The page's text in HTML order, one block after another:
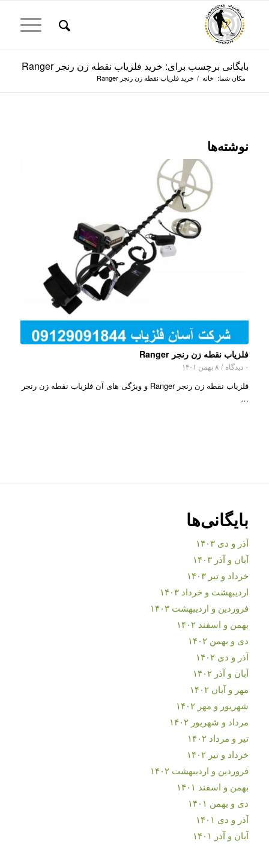
بایگانی برچسب برای: خرید فلزیاب نقطه زن رنجر Ranger
مکان شما: خانه / خرید فلزیاب نقطه زن رنجر Ranger
نوشته‌ها
فلزیاب نقطه زن رنجر Ranger
۰ دیدگاه / ۸ بهمن ۱۴۰۱
فلزیاب نقطه زن رنجر Ranger و ویژگی های آن فلزیاب نقطه زن رنجر
…
بایگانی‌ها
آذر و دی ۱۴۰۳
آبان و آذر ۱۴۰۳
خرداد و تیر ۱۴۰۳
اردیبهشت و خرداد ۱۴۰۳
فروردین و اردیبهشت ۱۴۰۳
بهمن و اسفند ۱۴۰۲
دی و بهمن ۱۴۰۲
آذر و دی ۱۴۰۲
آبان و آذر ۱۴۰۲
مهر و آبان ۱۴۰۲
شهریور و مهر ۱۴۰۲
مرداد و شهریور ۱۴۰۲
تیر و مرداد ۱۴۰۲
خرداد و تیر ۱۴۰۲
فروردین و اردیبهشت ۱۴۰۲
بهمن و اسفند ۱۴۰۱
دی و بهمن ۱۴۰۱
آذر و دی ۱۴۰۱
آبان و آذر ۱۴۰۱